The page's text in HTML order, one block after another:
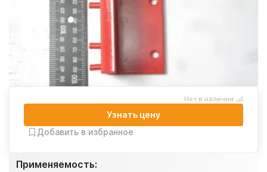
Применяемость:
Нет в наличии
Узнать цену
Добавить в избранное